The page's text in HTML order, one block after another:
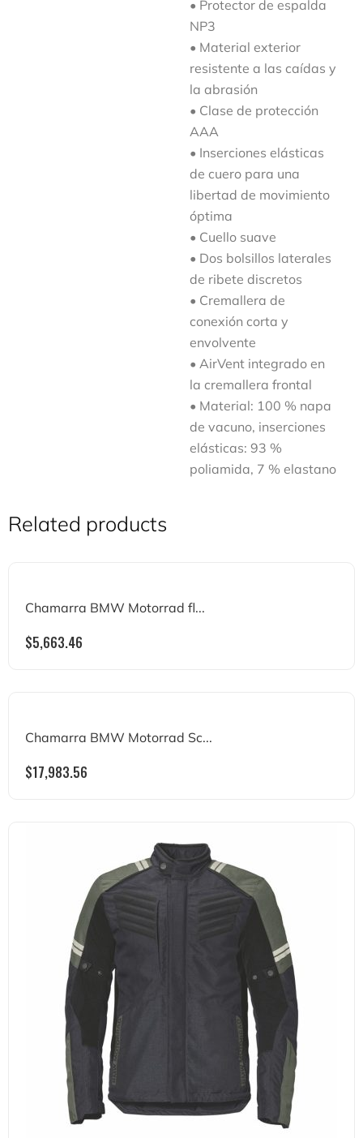
• Protector de espalda
NP3
• Material exterior
resistente a las caídas y
la abrasión
• Clase de protección
AAA
• Inserciones elásticas
de cuero para una
libertad de movimiento
óptima
• Cuello suave
• Dos bolsillos laterales
de ribete discretos
• Cremallera de
conexión corta y
envolvente
• AirVent integrado en
la cremallera frontal
• Material: 100 % napa
de vacuno, inserciones
elásticas: 93 %
poliamida, 7 % elastano
Related products
Chamarra BMW Motorrad fl...
$5,663.46
Chamarra BMW Motorrad Sc...
$17,983.56